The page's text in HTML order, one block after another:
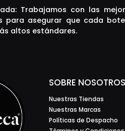
Trabajamos con las
para asegurar que cada
altos estándares.
SOBRE NOSOTROS
Nuestras Tiendas
Nuestras Marcas
Políticas de Despacho